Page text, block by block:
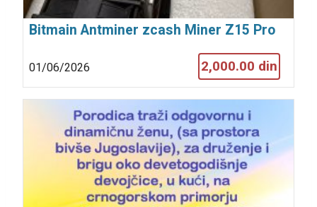
Bitmain Antminer zcash Miner Z15 Pro
01/06/2026 2,000.00 din